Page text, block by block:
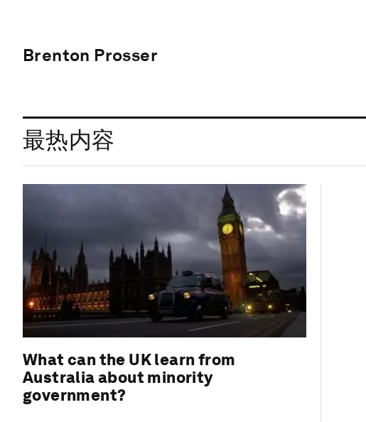
Brenton Prosser
最热内容
What can the UK learn from
Australia about minority
government?